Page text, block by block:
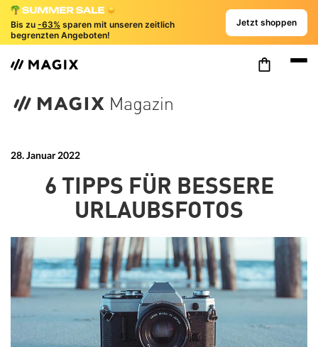
Bis zu -63% sparen mit unseren zeitlich
begrenzten Angeboten!
Jetzt shoppen
28. Januar 2022
6 TIPPS FÜR BESSERE
URLAUBSFOTOS